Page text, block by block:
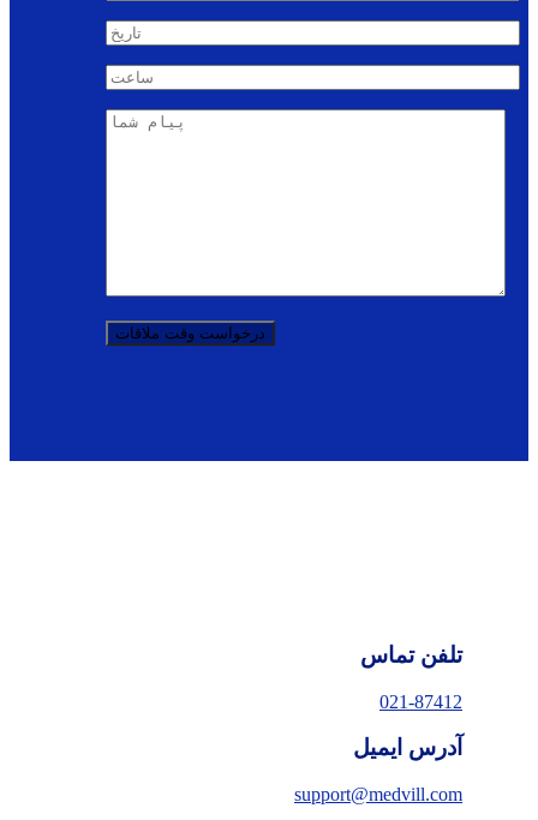
تلفن تماس
021-87412
آدرس ایمیل
support@medvill.com